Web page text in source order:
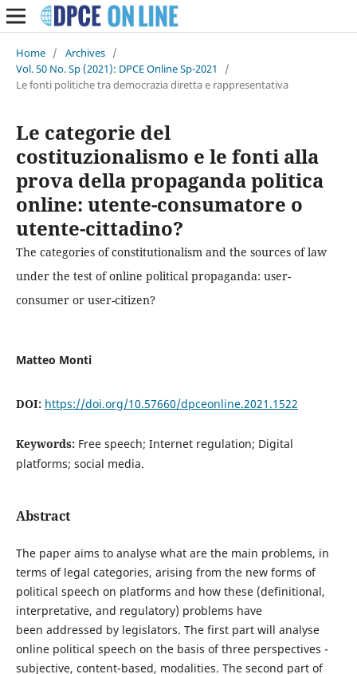
Home / Archives /
Vol. 50 No. Sp (2021): DPCE Online Sp-2021
/
Le fonti politiche tra democrazia diretta e rappresentativa
Le categorie del
costituzionalismo e le fonti alla
prova della propaganda politica
online: utente-consumatore o
utente-cittadino?
The categories of constitutionalism and the sources of law
under the test of online political propaganda: user-
consumer or user-citizen?
Matteo Monti
DOI: https://doi.org/10.57660/dpceonline.2021.1522
Keywords: Free speech; Internet regulation; Digital
platforms; social media.
Abstract
The paper aims to analyse what are the main problems, in
terms of legal categories, arising from the new forms of
political speech on platforms and how these (definitional,
interpretative, and regulatory) problems have
been addressed by legislators. The first part will analyse
online political speech on the basis of three perspectives -
subjective, content-based, modalities. The second part of